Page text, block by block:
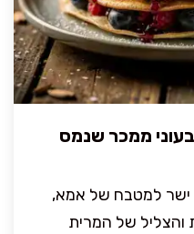
ממכר שנמס
ישר למטבח של אמא,
של המרית